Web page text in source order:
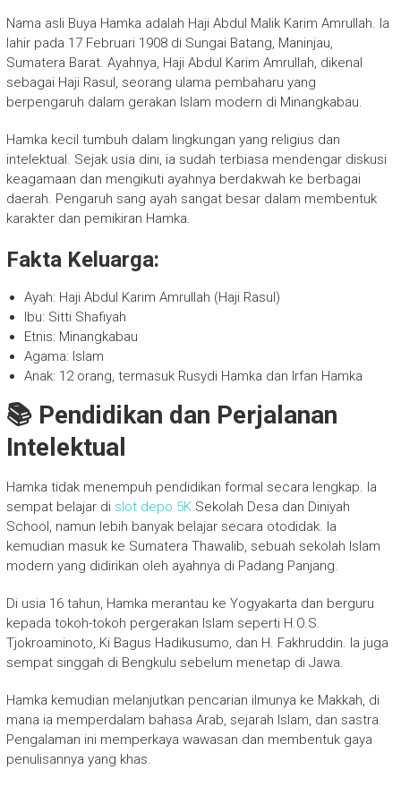
Nama asli Buya Hamka adalah Haji Abdul Malik Karim Amrullah. Ia
lahir pada 17 Februari 1908 di Sungai Batang, Maninjau,
Sumatera Barat. Ayahnya, Haji Abdul Karim Amrullah, dikenal
sebagai Haji Rasul, seorang ulama pembaharu yang
berpengaruh dalam gerakan Islam modern di Minangkabau.
Hamka kecil tumbuh dalam lingkungan yang religius dan
intelektual. Sejak usia dini, ia sudah terbiasa mendengar diskusi
keagamaan dan mengikuti ayahnya berdakwah ke berbagai
daerah. Pengaruh sang ayah sangat besar dalam membentuk
karakter dan pemikiran Hamka.
Fakta Keluarga:
Ayah: Haji Abdul Karim Amrullah (Haji Rasul)
Ibu: Sitti Shafiyah
Etnis: Minangkabau
Agama: Islam
Anak: 12 orang, termasuk Rusydi Hamka dan Irfan Hamka
📚 Pendidikan dan Perjalanan
Intelektual
Hamka tidak menempuh pendidikan formal secara lengkap. Ia
sempat belajar di slot depo 5KSekolah Desa dan Diniyah
School, namun lebih banyak belajar secara otodidak. Ia
kemudian masuk ke Sumatera Thawalib, sebuah sekolah Islam
modern yang didirikan oleh ayahnya di Padang Panjang.
Di usia 16 tahun, Hamka merantau ke Yogyakarta dan berguru
kepada tokoh-tokoh pergerakan Islam seperti H.O.S.
Tjokroaminoto, Ki Bagus Hadikusumo, dan H. Fakhruddin. Ia juga
sempat singgah di Bengkulu sebelum menetap di Jawa.
Hamka kemudian melanjutkan pencarian ilmunya ke Makkah, di
mana ia memperdalam bahasa Arab, sejarah Islam, dan sastra.
Pengalaman ini memperkaya wawasan dan membentuk gaya
penulisannya yang khas.